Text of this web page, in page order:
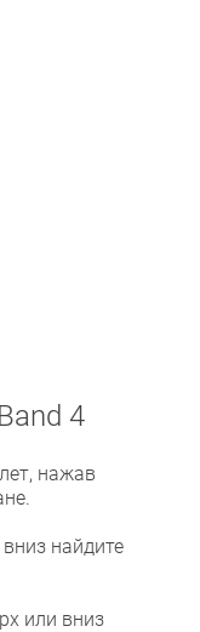
4
нажав
найдите
или вниз